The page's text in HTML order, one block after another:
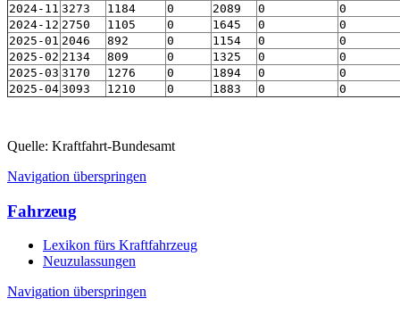
2024-11 3273 1184 0 2089 0
0
2024-12 2750 1105 0 1645 0
0
2025-01 2046 892 0 1154 0
0
2025-02 2134 809 0 1325 0
0
2025-03 3170 1276 0 1894 0
0
2025-04 3093 1210 0 1883 0 0
Quelle: Kraftfahrt-Bundesamt
Navigation überspringen
Fahrzeug
Lexikon fürs Kraftfahrzeug
Neuzulassungen
Navigation überspringen